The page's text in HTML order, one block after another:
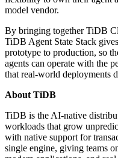
Together, these capabilities
metadata, files, and execution
deployments scale. Most
disconnected systems,
points of failure in
This launch strengthens
platform for agentic AI
proprietary memory and
Stack keeps memory and
of any single AI platform,
flexibility to own their agent
model vendor.